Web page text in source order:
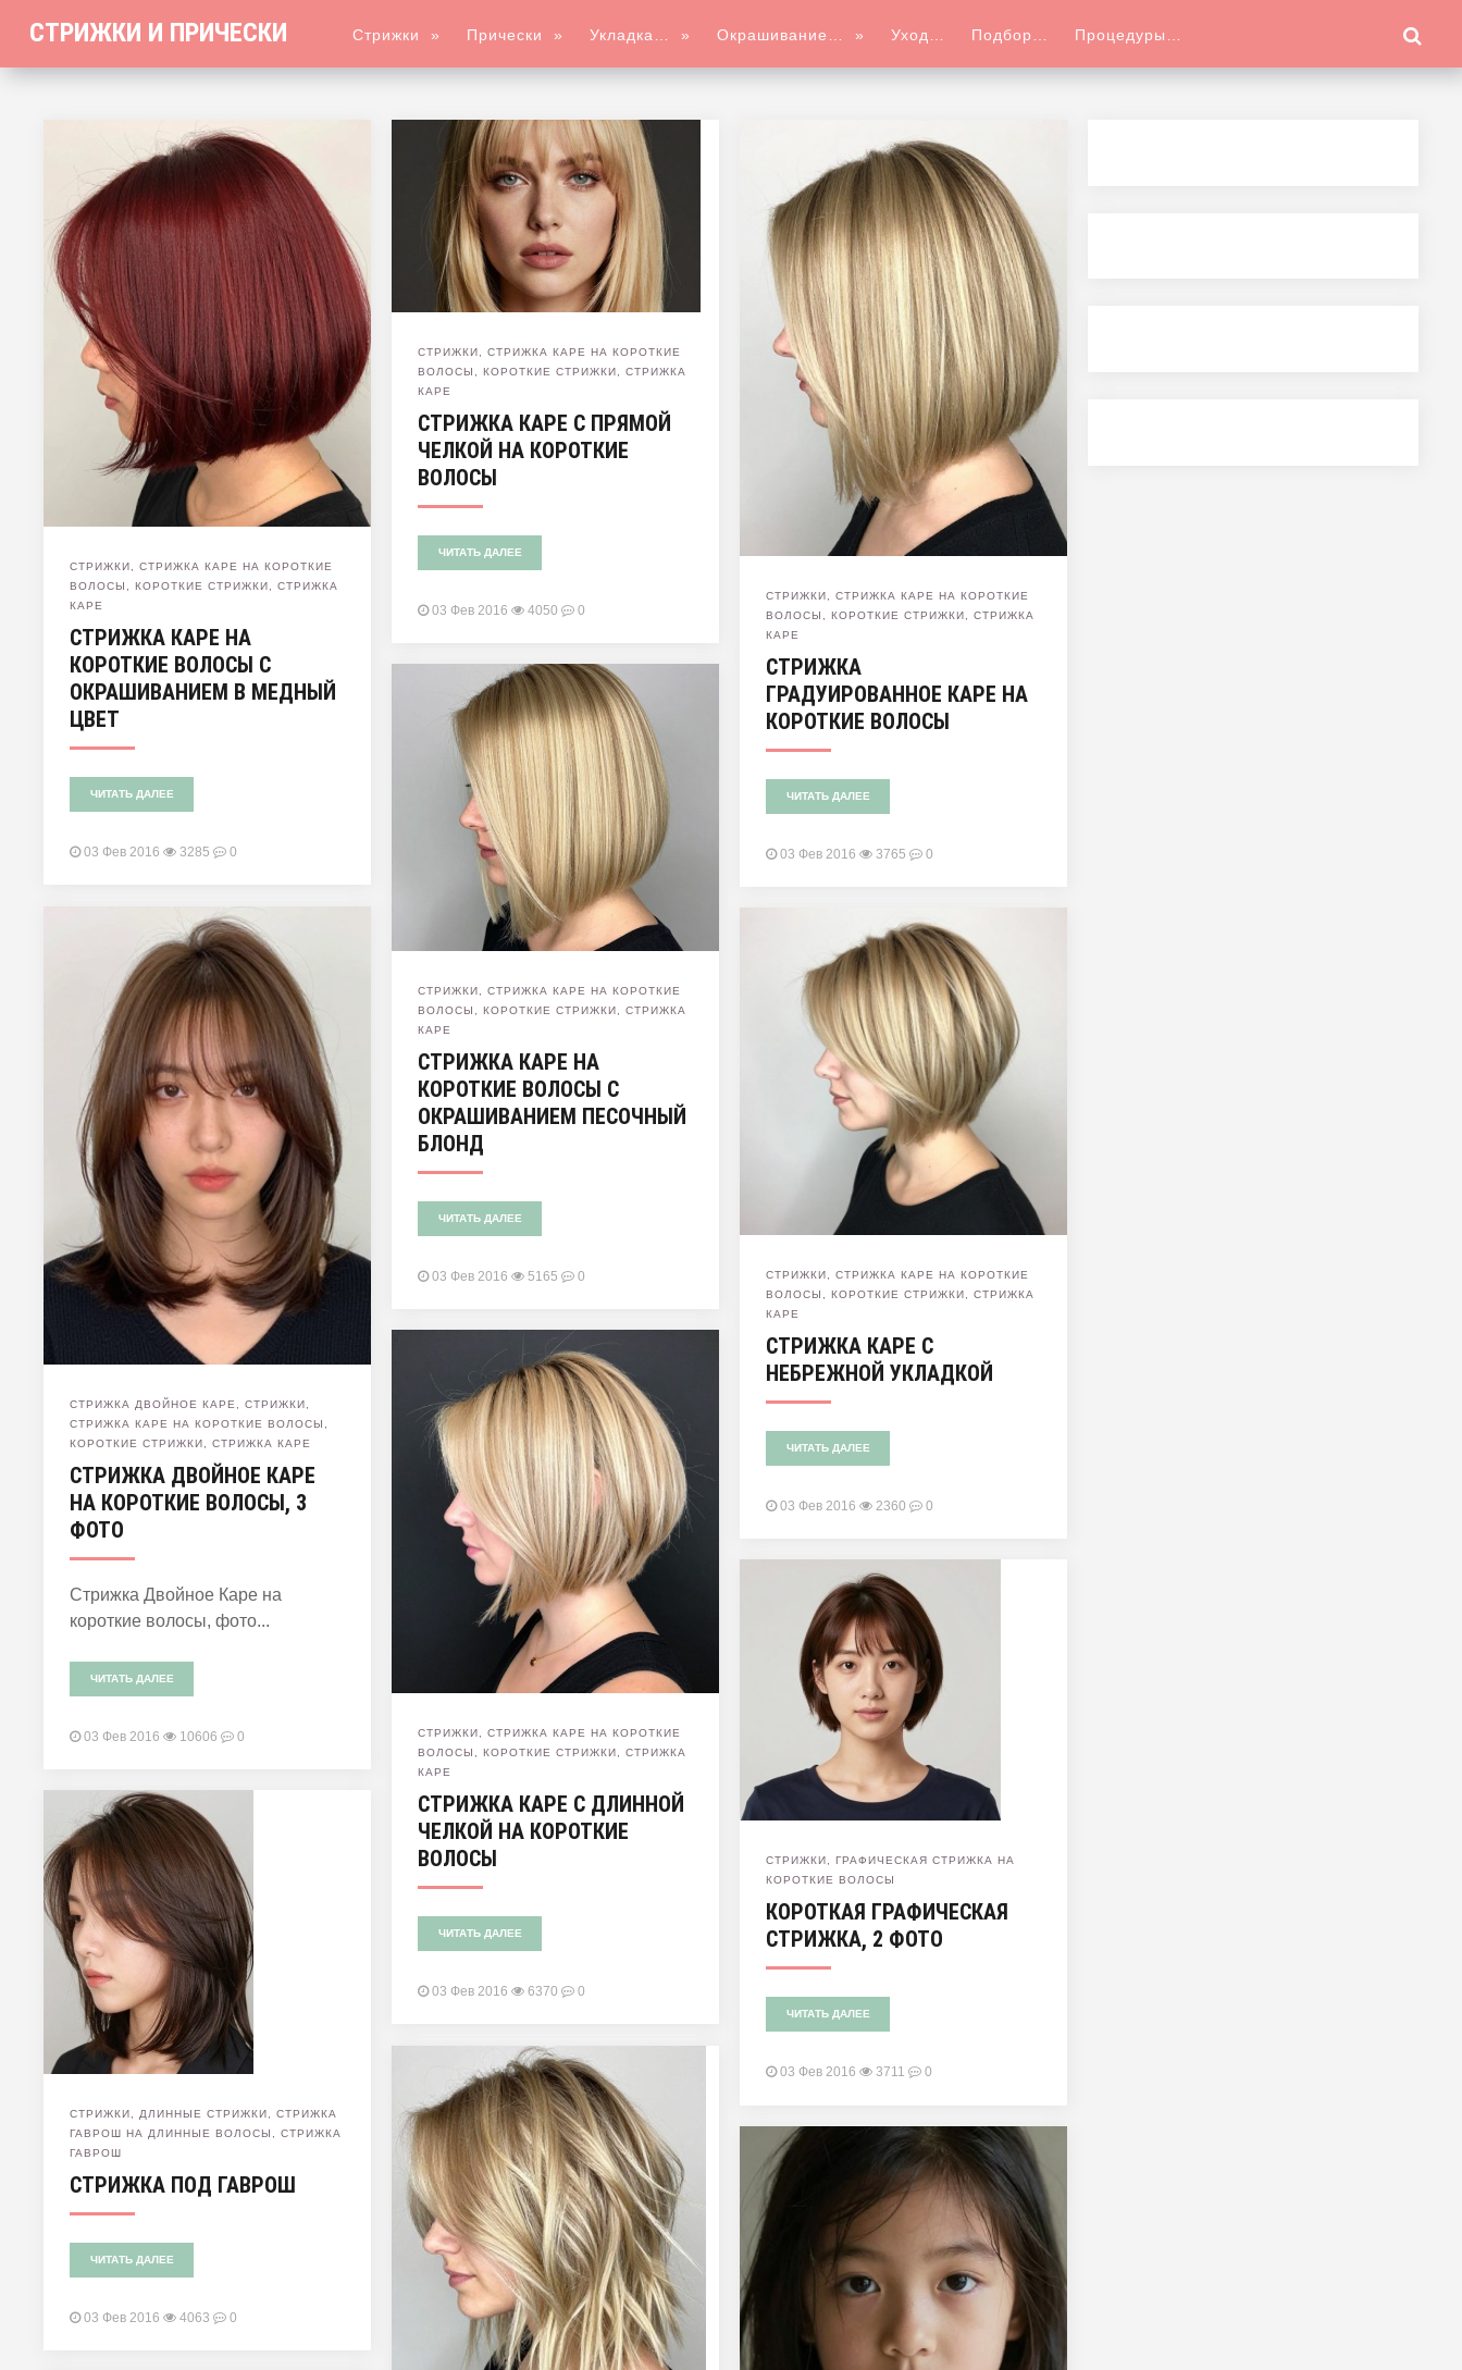
СТРИЖКИ И ПРИЧЕСКИ Стрижки » Прически » Укладка… » Окрашивание… » Уход… Подбор… Процедуры…
СТРИЖКИ,СТРИЖКА КАРЕ НА КОРОТКИЕ
ВОЛОСЫ ,КОРОТКИЕ СТРИЖКИ,СТРИЖКА
КАРЕ
СТРИЖКА КАРЕ НА
КОРОТКИЕ ВОЛОСЫ С
ОКРАШИВАНИЕМ В МЕДНЫЙ
ЦВЕТ
ЧИТАТЬ ДАЛЕЕ
03 Фев 2016 3285 0
СТРИЖКИ ,СТРИЖКА КАРЕ НА КОРОТКИЕ
ВОЛОСЫ
,КОРОТКИЕ СТРИЖКИ ,СТРИЖКА
КАРЕ
СТРИЖКА КАРЕ С ПРЯМОЙ
ЧЕЛКОЙ НА КОРОТКИЕ
ВОЛОСЫ
ЧИТАТЬ ДАЛЕЕ
03 Фев 2016 4050 0
СТРИЖКИ ,СТРИЖКА КАРЕ НА КОРОТКИЕ
ВОЛОСЫ
,КОРОТКИЕ СТРИЖКИ ,СТРИЖКА
КАРЕ
СТРИЖКА
ГРАДУИРОВАННОЕ КАРЕ НА
КОРОТКИЕ ВОЛОСЫ
ЧИТАТЬ ДАЛЕЕ
03 Фев 2016 3765 0
СТРИЖКИ ,СТРИЖКА КАРЕ НА КОРОТКИЕ
ВОЛОСЫ
,КОРОТКИЕ СТРИЖКИ ,СТРИЖКА
КАРЕ
СТРИЖКА КАРЕ НА
КОРОТКИЕ ВОЛОСЫ С
ОКРАШИВАНИЕМ ПЕСОЧНЫЙ
БЛОНД
ЧИТАТЬ ДАЛЕЕ
03 Фев 2016 5165 0
СТРИЖКА ДВОЙНОЕ КАРЕ ,СТРИЖКИ
СТРИЖКА КАРЕ НА КОРОТКИЕ ВОЛОСЫ
КОРОТКИЕ СТРИЖКИ
,СТРИЖКА КАРЕ
СТРИЖКА ДВОЙНОЕ КАРЕ
НА КОРОТКИЕ ВОЛОСЫ, 3
ФОТО
Стрижка Двойное Каре на
короткие волосы, фото...
ЧИТАТЬ ДАЛЕЕ
03 Фев 2016 10606 0
СТРИЖКИ ,СТРИЖКА КАРЕ НА КОРОТКИЕ
ВОЛОСЫ
,КОРОТКИЕ СТРИЖКИ ,СТРИЖКА
КАРЕ
СТРИЖКА КАРЕ С
НЕБРЕЖНОЙ УКЛАДКОЙ
ЧИТАТЬ ДАЛЕЕ
03 Фев 2016 2360 0
СТРИЖКИ,СТРИЖКА КАРЕ НА КОРОТКИЕ
ВОЛОСЫ ,КОРОТКИЕ СТРИЖКИ,СТРИЖКА
КАРЕ
СТРИЖКА КАРЕ С ДЛИННОЙ
ЧЕЛКОЙ НА КОРОТКИЕ
ВОЛОСЫ
ЧИТАТЬ ДАЛЕЕ
03 Фев 2016 6370 0
СТРИЖКИ , ГРАФИЧЕСКАЯ СТРИЖКА НА
КОРОТКИЕ ВОЛОСЫ
КОРОТКАЯ ГРАФИЧЕСКАЯ
СТРИЖКА, 2 ФОТО
ЧИТАТЬ ДАЛЕЕ
03 Фев 2016 3711 0
СТРИЖКИ ДЛИННЫЕ СТРИЖКИ ,СТРИЖКА
ГАВРОШ НА ДЛИННЫЕ ВОЛОСЫ
,СТРИЖКА
ГАВРОШ
СТРИЖКА ПОД ГАВРОШ
ЧИТАТЬ ДАЛЕЕ
03 Фев 2016 4063 0